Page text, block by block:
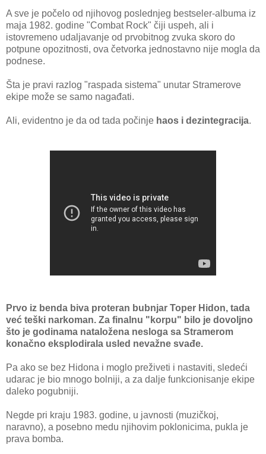
A sve je počelo od njihovog poslednjeg bestseler-albuma iz
maja 1982. godine "Combat Rock" čiji uspeh, ali i
istovremeno udaljavanje od prvobitnog zvuka skoro do
potpune opozitnosti, ova četvorka jednostavno nije mogla da
podnese.
Šta je pravi razlog "raspada sistema" unutar Stramerove
ekipe može se samo nagađati.
Ali, evidentno je da od tada počinje haos i dezintegracija.
Prvo iz benda biva proteran bubnjar Toper Hidon, tada
već teški narkoman. Za finalnu "korpu" bilo je dovoljno
što je godinama nataložena nesloga sa Stramerom
konačno eksplodirala usled nevažne svađe.
Pa ako se bez Hidona i moglo preživeti i nastaviti, sledeći
udarac je bio mnogo bolniji, a za dalje funkcionisanje ekipe
daleko pogubniji.
Negde pri kraju 1983. godine, u javnosti (muzičkoj,
naravno), a posebno medu njihovim poklonicima, pukla je
prava bomba.